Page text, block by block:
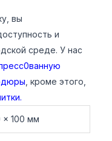
вы
и
среде. У нас
, кроме этого,
× 100 мм